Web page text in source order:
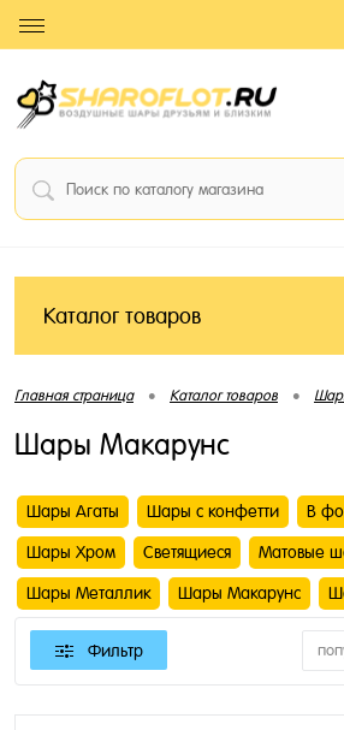
Каталог товаров
Главная страница • Каталог товаров •
Шары Макарунс
Шары Агаты Шары с конфетти В
Шары Хром Светящиеся Матовые
Шары Металлик Шары Макарунс
Фильтр